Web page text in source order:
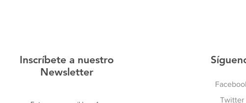
Inscríbete a nuestro
Newsletter
Twitter